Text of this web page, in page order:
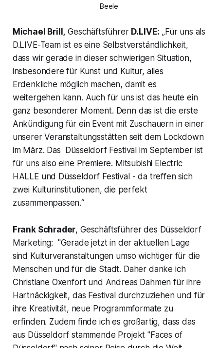
Beele
Michael Brill, Geschäftsführer D.LIVE: „Für uns als
D.LIVE-Team ist es eine Selbstverständlichkeit,
dass wir gerade in dieser schwierigen Situation,
insbesondere für Kunst und Kultur, alles
Erdenkliche möglich machen, damit es
weitergehen kann. Auch für uns ist das heute ein
ganz besonderer Moment. Denn das ist die erste
Ankündigung für ein Event mit Zuschauern in einer
unserer Veranstaltungsstätten seit dem Lockdown
im März. Das Düsseldorf Festival im September ist
für uns also eine Premiere. Mitsubishi Electric
HALLE und Düsseldorf Festival - da treffen sich
zwei Kulturinstitutionen, die perfekt
zusammenpassen.“
Frank Schrader, Geschäftsführer des Düsseldorf
Marketing: "Gerade jetzt in der aktuellen Lage
sind Kulturveranstaltungen umso wichtiger für die
Menschen und für die Stadt. Daher danke ich
Christiane Oxenfort und Andreas Dahmen für ihre
Hartnäckigkeit, das Festival durchzuziehen und für
ihre Kreativität, neue Programmformate zu
erfinden. Zudem finde ich es großartig, dass das
aus Düsseldorf stammende Projekt "Faces of